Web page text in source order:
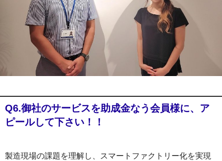
Q6.御社のサービスを助成金なう会員様に、ア
ピールして下さい！！
製造現場の課題を理解し、スマートファクトリー化を実現